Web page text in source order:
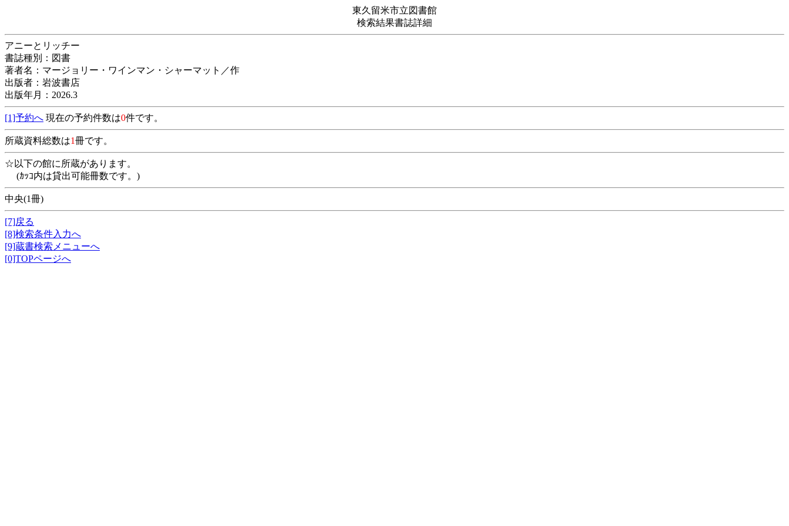
東久留米市立図書館
検索結果書誌詳細
アニーとリッチー
書誌種別：図書
著者名：マージョリー・ワインマン・シャーマット／作
出版者：岩波書店
出版年月：2026.3
[1]予約へ 現在の予約件数は0件です。
所蔵資料総数は1冊です。
☆以下の館に所蔵があります。
(ｶｯｺ内は貸出可能冊数です。)
中央(1冊)
[7]戻る
[8]検索条件入力へ
[9]蔵書検索メニューへ
[0]TOPページへ